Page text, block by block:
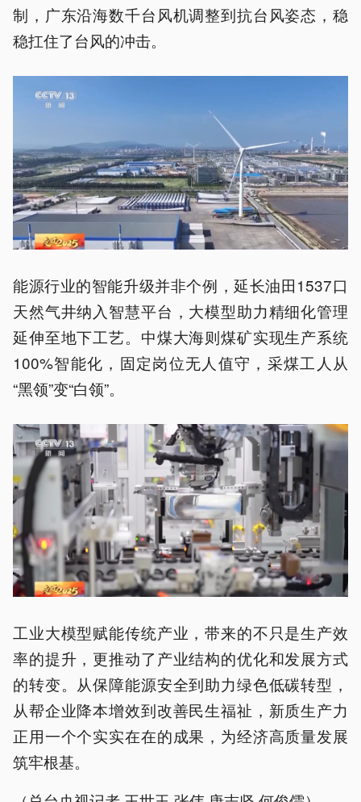
制，广东沿海数千台风机调整到抗台风姿态，稳
稳扛住了台风的冲击。
能源行业的智能升级并非个例，延长油田1537口
天然气井纳入智慧平台，大模型助力精细化管理
延伸至地下工艺。中煤大海则煤矿实现生产系统
100%智能化，固定岗位无人值守，采煤工人从
“黑领”变“白领”。
工业大模型赋能传统产业，带来的不只是生产效
率的提升，更推动了产业结构的优化和发展方式
的转变。从保障能源安全到助力绿色低碳转型，
从帮企业降本增效到改善民生福祉，新质生产力
正用一个个实实在在的成果，为经济高质量发展
筑牢根基。